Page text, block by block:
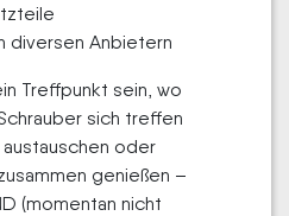
diversen Anbietern
Treffpunkt sein, wo
sich treffen
austauschen oder
genießen –
(momentan nicht